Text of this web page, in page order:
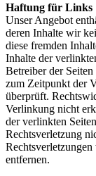
Haftung für Links
Unser Angebot
deren Inhalte wir
diese fremden
Inhalte der
Betreiber der
zum Zeitpunkt der
überprüft.
Verlinkung nicht
der verlinkten
Rechtsverletzung
entfernen.